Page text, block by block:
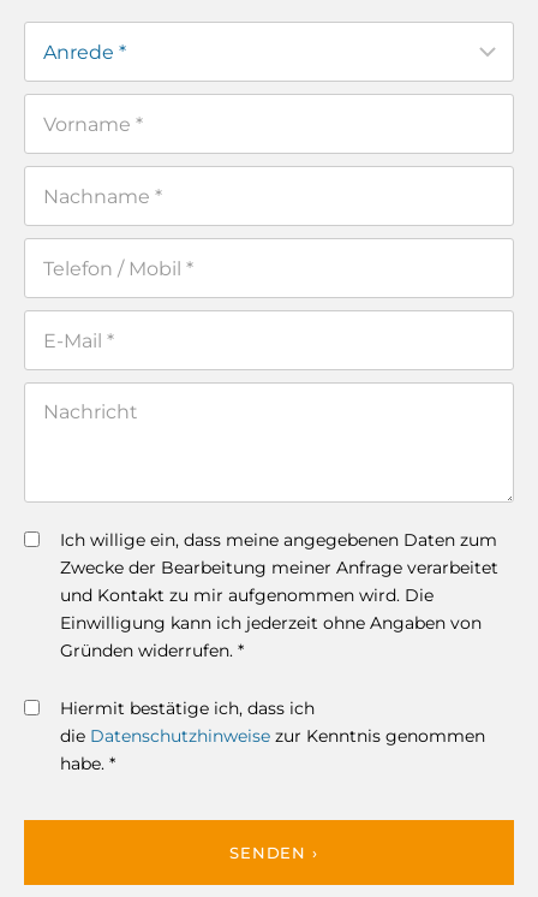
Ich willige ein, dass meine angegebenen Daten zum
Zwecke der Bearbeitung meiner Anfrage verarbeitet
und Kontakt zu mir aufgenommen wird. Die
Einwilligung kann ich jederzeit ohne Angaben von
Gründen widerrufen. *
Hiermit bestätige ich, dass ich
die Datenschutzhinweise zur Kenntnis genommen
habe. *
SENDEN ›